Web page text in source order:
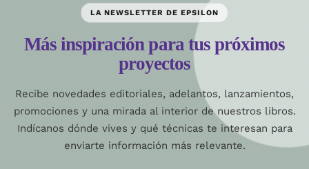
LA NEWSLETTER DE EPSILON
Más inspiración para tus próximos
proyectos
Recibe novedades editoriales, adelantos, lanzamientos,
promociones y una mirada al interior de nuestros libros.
Indícanos dónde vives y qué técnicas te interesan para
enviarte información más relevante.